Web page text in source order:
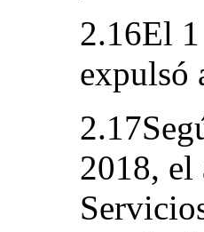
2.16El
expulsó
2018, el